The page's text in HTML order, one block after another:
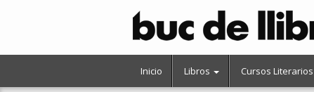
Inicio Libros Cursos Literarios